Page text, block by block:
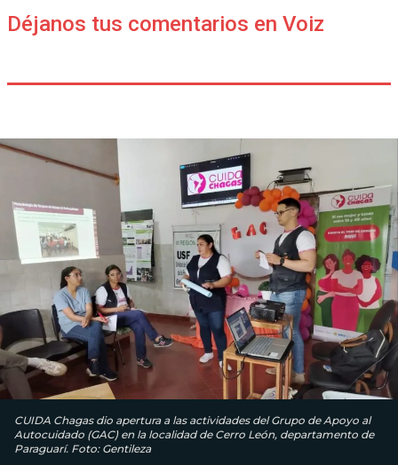
Déjanos tus comentarios en Voiz
CUIDA Chagas dio apertura a las actividades del Grupo de Apoyo al
Autocuidado (GAC) en la localidad de Cerro León, departamento de
Paraguarí. Foto: Gentileza